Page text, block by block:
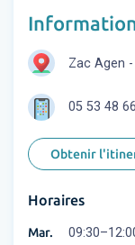
Zac Agen
05 53 48
Obtenir
Horaires
Mar.